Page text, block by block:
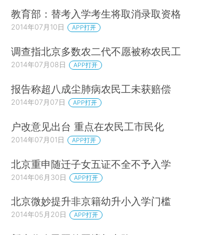
教育部：替考入学考生将取消录取资格
2014年07月10日 APP打开
调查指北京多数农二代不愿被称农民工
2014年07月08日 APP打开
报告称超八成尘肺病农民工未获赔偿
2014年07月07日 APP打开
户改意见出台 重点在农民工市民化
2014年07月01日 APP打开
北京重申随迁子女五证不全不予入学
2014年06月30日 APP打开
北京微妙提升非京籍幼升小入学门槛
2014年05月20日 APP打开